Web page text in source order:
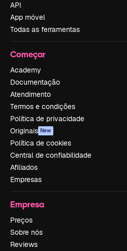
API
App móvel
Todas as ferramentas
Começar
Academy
Documentação
Atendimento
Termos e condições
Política de privacidade
Originais New
Política de cookies
Central de confiabilidade
Afiliados
Empresas
Empresa
Preços
Sobre nós
Reviews